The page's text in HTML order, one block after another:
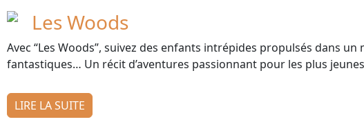
Les Woods
Avec “Les Woods”, suivez des enfants intrépides propulsés dans un
fantastiques… Un récit d’aventures passionnant pour les plus
LIRE LA SUITE